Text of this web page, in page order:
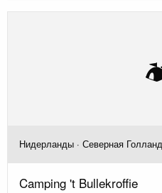
Нидерланды · Северная
Camping 't Bullekroffie